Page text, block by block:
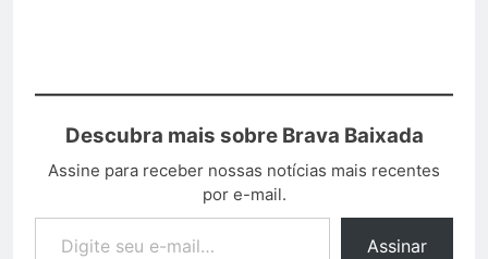
Descubra mais sobre Brava Baixada
Assine para receber nossas notícias mais recentes
por e-mail.
Assinar